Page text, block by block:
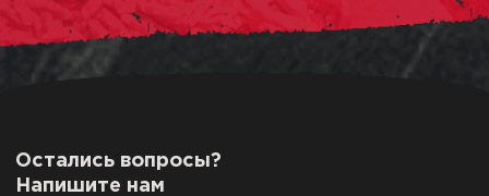
Остались вопросы?
Напишите нам